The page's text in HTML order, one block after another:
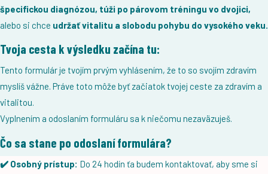
špecifickou diagnózou, túži po párovom tréningu vo dvojici,
alebo si chce udržať vitalitu a slobodu pohybu do vysokého veku.
Tvoja cesta k výsledku začína tu:
Tento formulár je tvojím prvým vyhlásením, že to so svojím zdravím
myslíš vážne. Práve toto môže byť začiatok tvojej ceste za zdravím a
vitalitou.
Vyplnením a odoslaním formuláru sa k niečomu nezaväzuješ.
Čo sa stane po odoslaní formulára?
✔️ Osobný prístup: Do 24 hodín ťa budem kontaktovať, aby sme si